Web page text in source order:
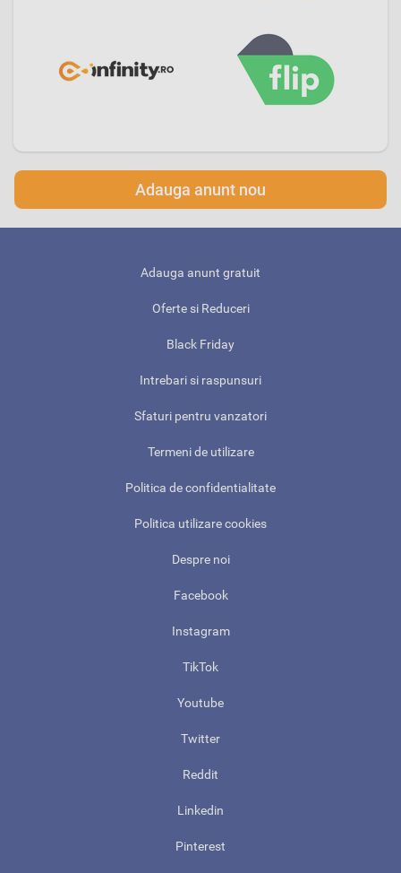
Adauga anunt nou
Adauga anunt gratuit
Oferte si Reduceri
Black Friday
Intrebari si raspunsuri
Sfaturi pentru vanzatori
Termeni de utilizare
Politica de confidentialitate
Politica utilizare cookies
Despre noi
Facebook
Instagram
TikTok
Youtube
Twitter
Reddit
Linkedin
Pinterest